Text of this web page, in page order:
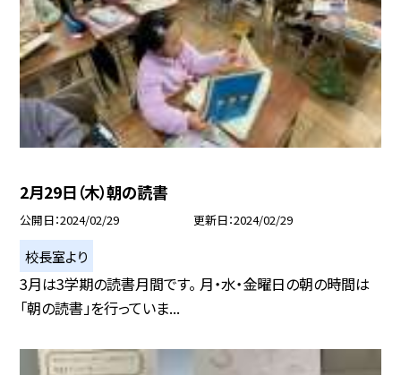
2月29日（木）朝の読書
公開日 2024/02/29 更新日 2024/02/29
校長室より
3月は3学期の読書月間です。 月・水・金曜日の朝の時間は
「朝の読書」を行っていま...